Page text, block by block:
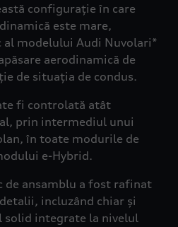
configurație în care
este mare,
modelului Audi Nuvolari*
aerodinamică de
de situația de condus.
fi controlată atât
prin intermediul unui
în toate modurile de
e-Hybrid.
de ansamblu a fost rafinat
incluzând chiar și
solid integrate la nivelul